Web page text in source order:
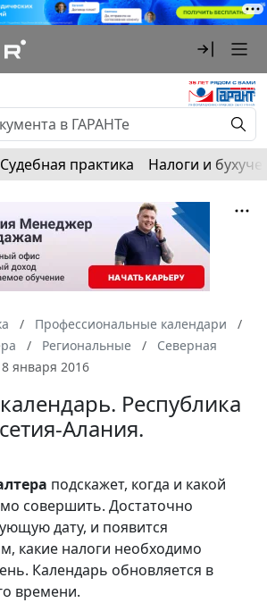
Судебная практика Налоги и
Профессиональные календари
Региональные
Северная
января 2016
Республика
Алания.
подскажет, когда и какой
совершить. Достаточно
дату, и появится
какие налоги необходимо
Календарь обновляется в
времени.